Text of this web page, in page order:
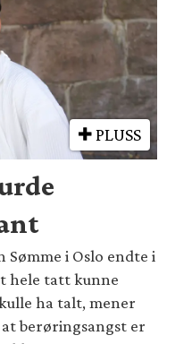
PLUSS
i Oslo endte i
hele tatt kunne
ha talt, mener
berøringsangst er